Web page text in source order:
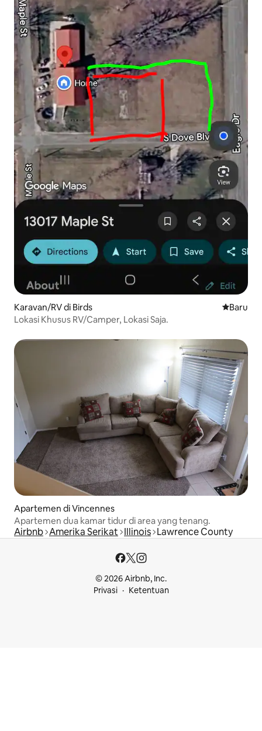
Karavan/RV di Birds Tempat
Baru
Lokasi Khusus RV/Camper, Lokasi Saja.
Apartemen di Vincennes
Apartemen dua kamar tidur di area yang tenang.
Airbnb Amerika Serikat Illinois Lawrence County
© 2026 Airbnb, Inc.
Privasi
Ketentuan